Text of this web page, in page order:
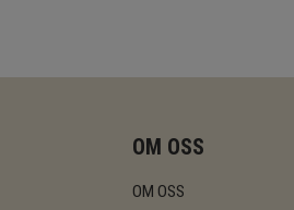
OM OSS
OM OSS